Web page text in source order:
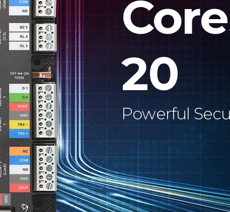
20
Powerful